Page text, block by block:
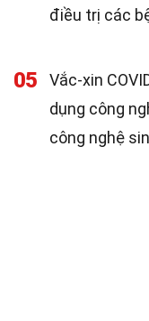
điều trị các
05
Vắc-xin
dụng công
công nghệ